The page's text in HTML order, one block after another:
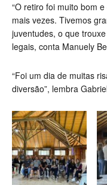
“O retiro foi muito bom
mais vezes. Tivemos
juventudes, o que
legais, conta Manuely
“Foi um dia de muitas
diversão”, lembra